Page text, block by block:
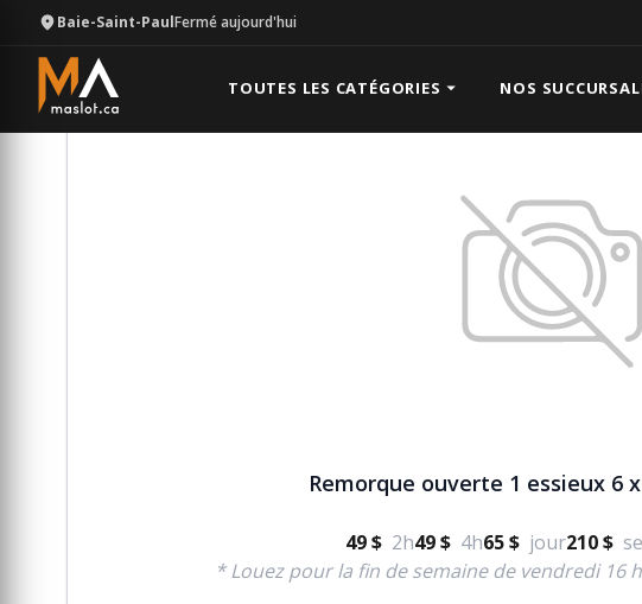
Baie-Saint-PaulFermé aujourd'hui
TOUTES LES CATÉGORIES NOS
Équipement Remorque
Remorque ouverte 1 essieux 6
49 $ 2h49 $ 4h65 $ jour210 $
* Louez pour la fin de semaine de vendredi 16